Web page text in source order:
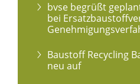
bvse begrüßt
bei
Baustoff Recycling
neu auf